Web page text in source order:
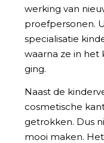
werking van
proefpersonen.
specialisatie
waarna ze in het
ging.
Naast de
cosmetische
getrokken. Dus
mooi maken.